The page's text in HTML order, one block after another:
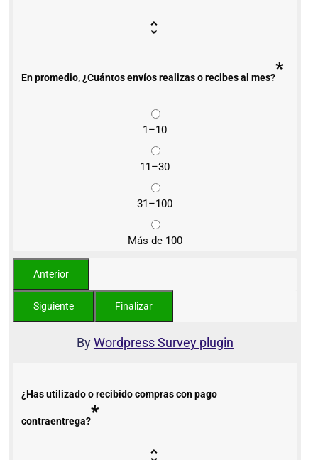
En promedio, ¿Cuántos envíos realizas o recibes al mes?*
1–10
11–30
31–100
Más de 100
ByWordpress Survey plugin
¿Has utilizado o recibido compras con pago
contraentrega?*